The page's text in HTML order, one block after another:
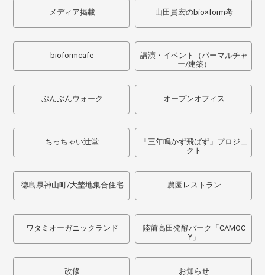
メディア掲載 山田貴宏のbio×form考
bioformcafe
講演・イベント（パーマルチャ
ー/建築）
ぶんぶんウォーク オープンオフィス
ちっちゃい辻堂
「三年鳴かず飛ばず」プロジェ
クト
徳島県神山町/大埜地集合住宅 農園レストラン
ワタミオーガニックランド
陸前高田発酵パーク「CAMOC
Y」
改修 お知らせ